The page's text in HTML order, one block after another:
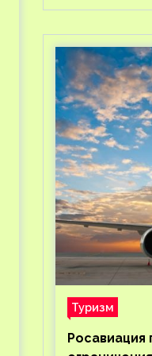
Туризм